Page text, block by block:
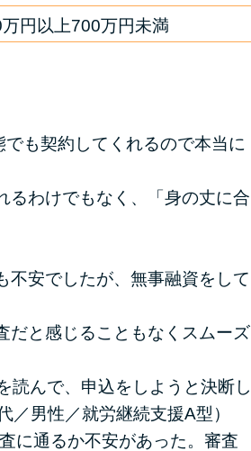
円以上700万円未満
も契約してくれるので本当に
るわけでもなく、「身の丈に合
不安でしたが、無事融資をして
だと感じることもなくスムーズ
読んで、申込をしようと決断し
男性／就労継続支援A型）
に通るか不安があった。審査